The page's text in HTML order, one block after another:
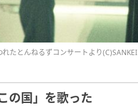
たとんねるずコンサートより(C)SANKEI
の国」を歌った